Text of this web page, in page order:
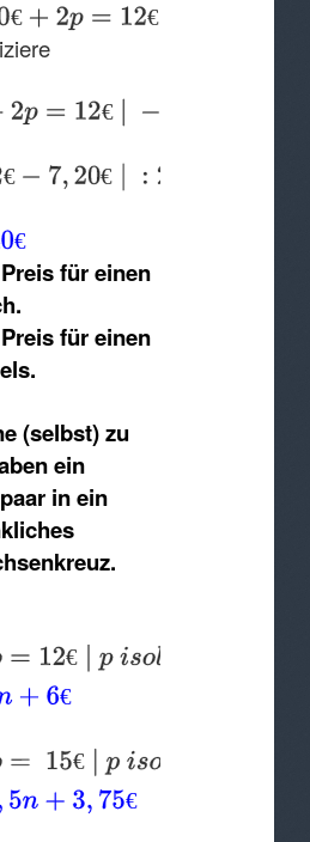
€ €
€
€ €
€
für einen
für einen
(selbst) zu
ein
in ein
€
€
€
€